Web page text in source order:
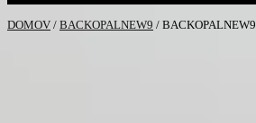
DOMOV / BACKOPALNEW9 / BACKOPALNEW9